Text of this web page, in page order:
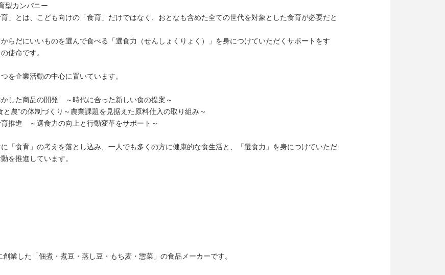
型カンパニー
」とは、こども向けの「食育」だけではなく、おとなも含めた全ての世代を対象とした食育が必要だと
らだにいいものを選んで食べる「選食力（せんしょくりょく）」を身につけていただくサポートをす
使命です。
を企業活動の中心に置いています。
かした商品の開発 ～時代に合った新しい食の提案～
と農”の体制づくり～農業課題を見据えた原料仕入の取り組み～
育推進 ～選食力の向上と行動変革をサポート～
「食育」の考えを落とし込み、一人でも多くの方に健康的な食生活と、「選食力」を身につけていただ
を推進しています。
創業した「佃煮・煮豆・蒸し豆・もち麦・惣菜」の食品メーカーです。